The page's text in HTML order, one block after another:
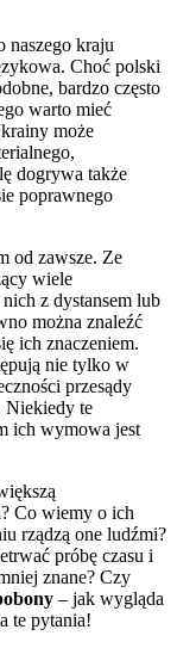
naszego kraju
Choć polski
bardzo często
warto mieć
może
dogrywa także
poprawnego
od zawsze. Ze
wiele
z dystansem lub
można znaleźć
ich znaczeniem.
nie tylko w
przesądy
Niekiedy te
ich wymowa jest
Co wiemy o ich
rządzą one ludźmi?
próbę czasu i
znane? Czy
– jak wygląda
te pytania!